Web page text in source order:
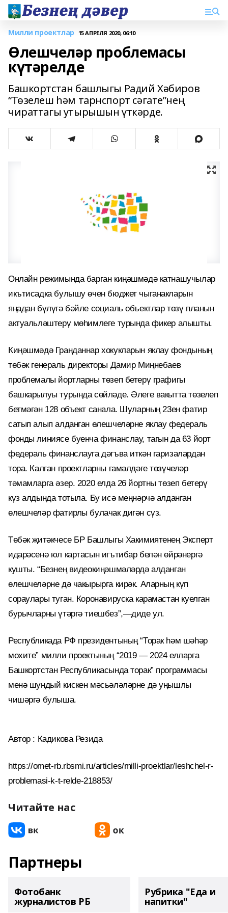
Милли проектлар 15 АПРЕЛЯ 2020, 06:10
Өлешчеләр проблемасы
күтәрелде
Башкортстан башлыгы Радий Хәбиров
“Төзелеш һәм тарнспорт сәгате”нең
чираттагы утырышын үткәрде.
Онлайн режимында барган киңәшмәдә катнашучылар
икътисадка булышу өчен бюджет чыганакларын
яңадан бүлүгә бәйле социаль объектлар төзү планын
актуальләштерү мөһимлеге турында фикер алышты.
Киңәшмәдә Граңданнар хокукларын яклау фондының
төбәк генераль директоры Дамир Миңнебаев
проблемалы йортларны төзеп бетерү графигы
башкарылуы турында сөйләде. Әлеге вакытта төзелеп
бетмәгән 128 объект санала. Шуларның 23ен фатир
сатып алып алданган өлешчеләрне яклау федераль
фонды линиясе буенча финанслау, тагын да 63 йорт
федераль финанслауга дәгъва иткән гаризалардан
тора. Калган проектларны гамәлдәге төзүчеләр
тәмамларга әзер. 2020 елда 26 йортны төзеп бетерү
күз алдында тотыла. Бу исә меңнәрчә алданган
өлешчеләр фатирлы булачак дигән сүз.
Төбәк җитәкчесе БР Башлыгы Хакимиятенең Эксперт
идарәсенә юл картасын игътибар белән өйрәнергә
кушты. “Безнең видеокиңәшмәләрдә алданган
өлешчеләрне дә чакырырга кирәк. Аларның күп
сораулары туган. Коронавируска карамастан куелган
бурычларны үтәргә тиешбез”,—диде ул.
Республикада РФ президентының “Торак һәм шәһәр
мохите” милли проектының “2019 — 2024 елларга
Башкортстан Республикасында торак” программасы
менә шундый кискен мәсьәләләрне дә уңышлы
чишәргә булыша.
Автор : Кадикова Резида
https://omet-rb.rbsmi.ru/articles/milli-proektlar/leshchel-r-
problemasi-k-t-relde-218853/
Читайте нас
Партнеры
Фотобанк
журналистов РБ
Рубрика "Еда и
напитки"